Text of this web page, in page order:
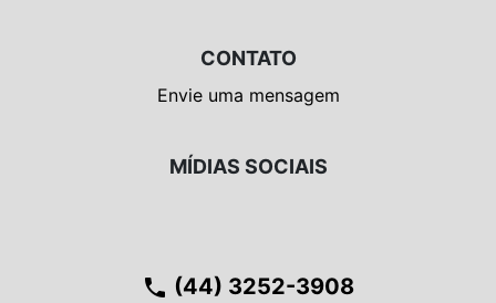
CONTATO
Envie uma mensagem
MÍDIAS SOCIAIS
phone (44) 3252-3908